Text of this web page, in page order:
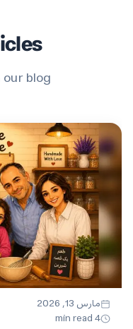
blog
مارس 13, 2026
4 min read